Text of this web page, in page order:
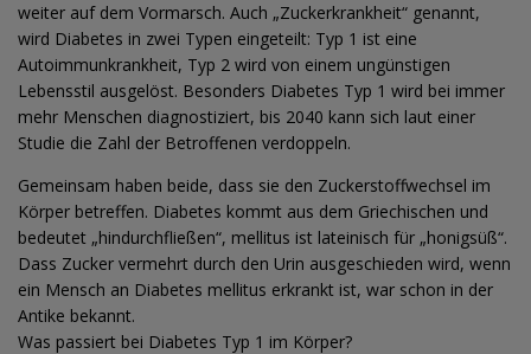
weiter auf dem Vormarsch. Auch „Zuckerkrankheit“ genannt,
wird Diabetes in zwei Typen eingeteilt: Typ 1 ist eine
Autoimmunkrankheit, Typ 2 wird von einem ungünstigen
Lebensstil ausgelöst. Besonders Diabetes Typ 1 wird bei immer
mehr Menschen diagnostiziert, bis 2040 kann sich laut einer
Studie die Zahl der Betroffenen verdoppeln.
Gemeinsam haben beide, dass sie den Zuckerstoffwechsel im
Körper betreffen. Diabetes kommt aus dem Griechischen und
bedeutet „hindurchfließen“, mellitus ist lateinisch für „honigsüß“.
Dass Zucker vermehrt durch den Urin ausgeschieden wird, wenn
ein Mensch an Diabetes mellitus erkrankt ist, war schon in der
Antike bekannt.
Was passiert bei Diabetes Typ 1 im Körper?